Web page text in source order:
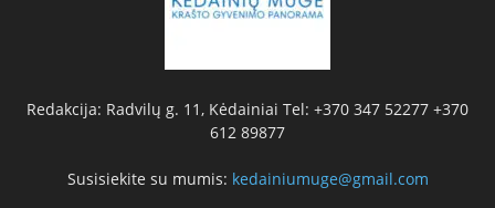
Redakcija: Radvilų g. 11, Kėdainiai Tel: +370 347 52277 +370
612 89877
Susisiekite su mumis: kedainiumuge@gmail.com